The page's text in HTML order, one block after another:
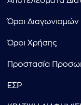
Όροι Διαγωνισμών
Όροι Χρήσης
Προστασία
ΕΣΡ